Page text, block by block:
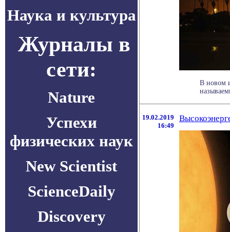
Наука и культура
Журналы в
сети:
Nature
Успехи
физических наук
New Scientist
ScienceDaily
Discovery
В новом
19.02.2019
16:49